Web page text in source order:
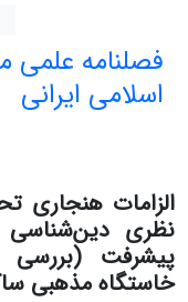
فصلنامه علمی
اسلامی ایرانی
الزامات هنجاری
نظری دین‌‌‌‌شناسی
خاستگاه مذهبی